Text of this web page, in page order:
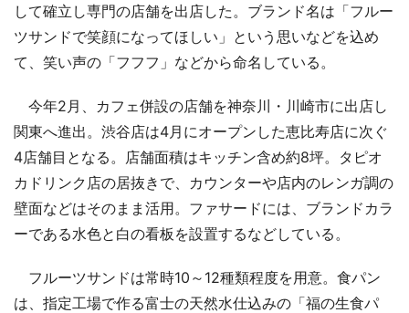
して確立し専門の店舗を出店した。ブランド名は「フルー
ツサンドで笑顔になってほしい」という思いなどを込め
て、笑い声の「フフフ」などから命名している。
今年2月、カフェ併設の店舗を神奈川・川崎市に出店し
関東へ進出。渋谷店は4月にオープンした恵比寿店に次ぐ
4店舗目となる。店舗面積はキッチン含め約8坪。タピオ
カドリンク店の居抜きで、カウンターや店内のレンガ調の
壁面などはそのまま活用。ファサードには、ブランドカラ
ーである水色と白の看板を設置するなどしている。
フルーツサンドは常時10～12種類程度を用意。食パン
は、指定工場で作る富士の天然水仕込みの「福の生食パ